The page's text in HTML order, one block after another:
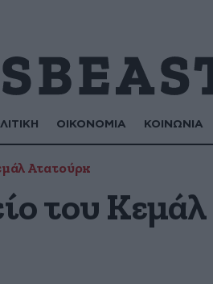
ΟΙΚΟΝΟΜΙΑ ΚΟΙΝΩΝΙΑ
Ατατούρκ
του